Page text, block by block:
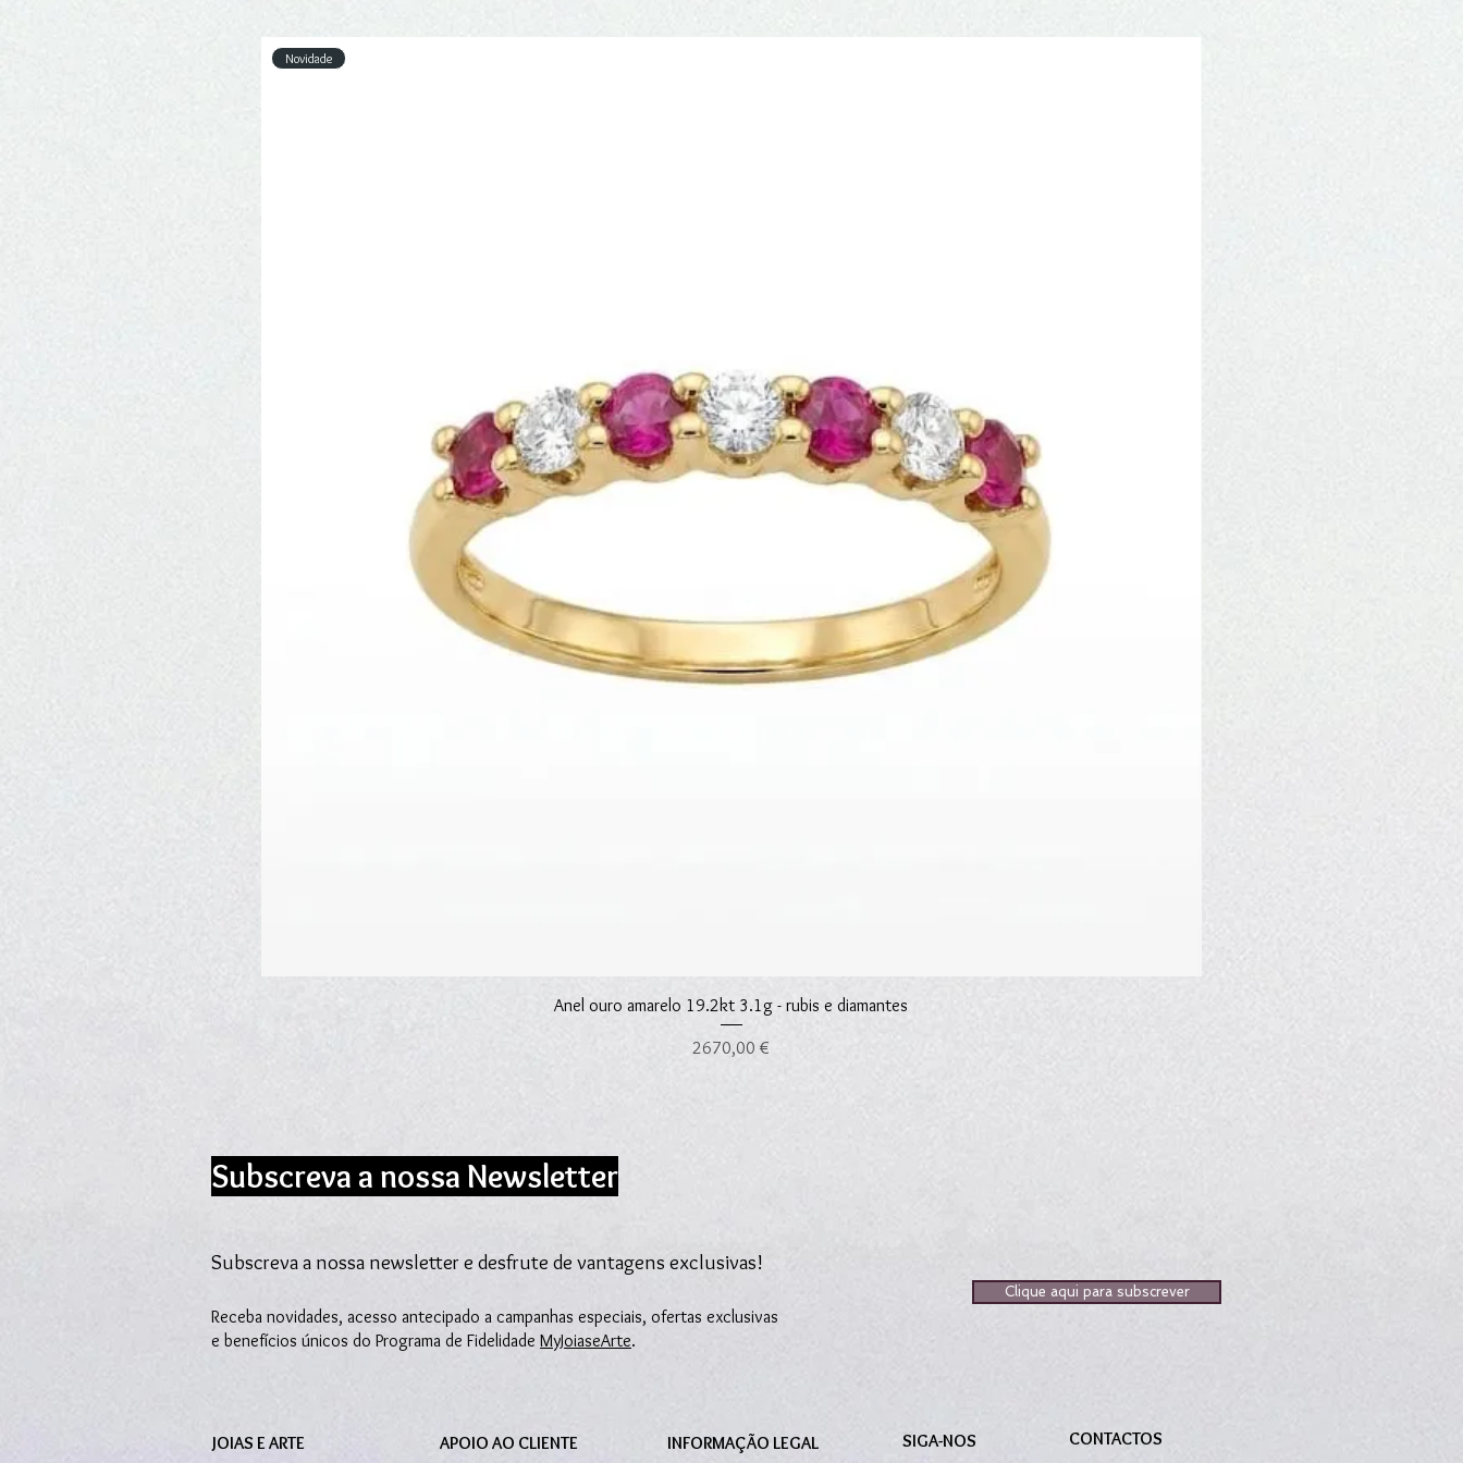
Visualização rápida
Novidade
Anel ouro amarelo 19.2kt 3.1g - rubis e diamantes
Preço
2670,00 €
Subscreva a nossa Newsletter
Subscreva a nossa newsletter e desfrute de vantagens exclusivas!
Receba novidades, acesso antecipado a campanhas especiais, ofertas exclusivas
e benefícios únicos do Programa de Fidelidade MyJoiaseArte.
Clique aqui para subscrever
JOIAS E ARTE APOIO AO CLIENTE INFORMAÇÃO LEGAL SIGA-NOS CONTACTOS